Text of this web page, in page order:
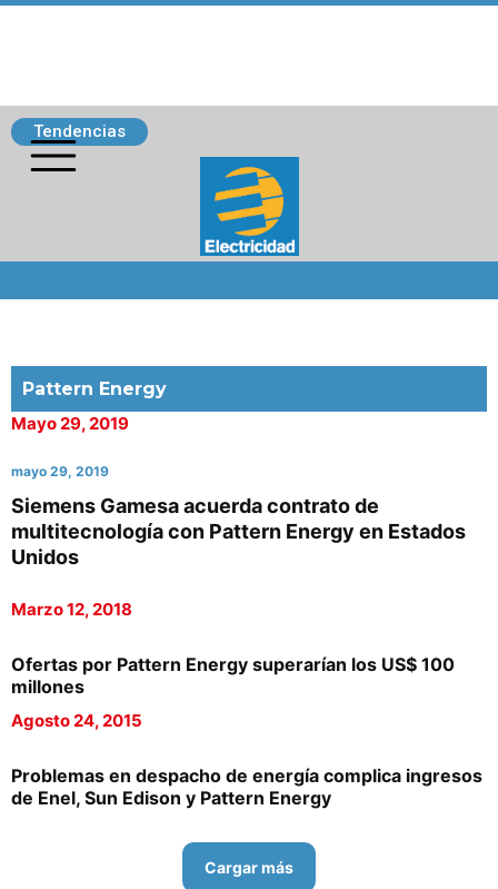
Tendencias
Pattern Energy
Mayo 29, 2019
mayo 29, 2019
Siemens Gamesa acuerda contrato de
multitecnología con Pattern Energy en Estados
Unidos
Marzo 12, 2018
Ofertas por Pattern Energy superarían los US$ 100
millones
Agosto 24, 2015
Problemas en despacho de energía complica ingresos
de Enel, Sun Edison y Pattern Energy
Cargar más